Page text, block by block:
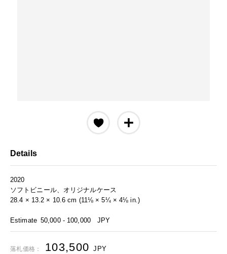
Details
2020
ソフトビニール、オリジナルケース
28.4 × 13.2 × 10.6 cm (11⅛ × 5¼ × 4⅛ in.)
Estimate 50,000 - 100,000 JPY
落札価格： 103,500 JPY